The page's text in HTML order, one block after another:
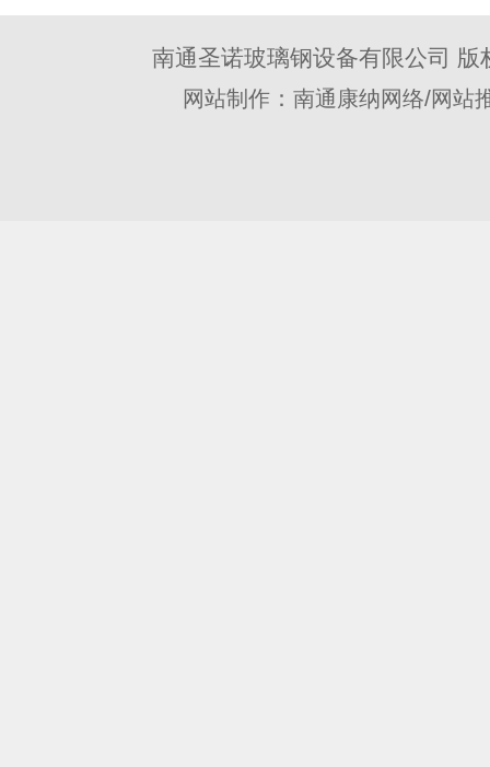
南通圣诺玻璃钢设备有限公司 版
网站制作： 南通康纳网络/网站